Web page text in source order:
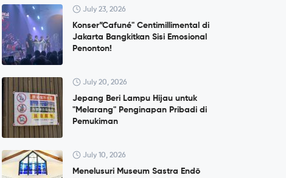
July 23, 2026
Konser”Cafuné" Centimillimental di
Jakarta Bangkitkan Sisi Emosional
Penonton!
July 20, 2026
Jepang Beri Lampu Hijau untuk
"Melarang" Penginapan Pribadi di
Pemukiman
July 10, 2026
Menelusuri Museum Sastra Endō